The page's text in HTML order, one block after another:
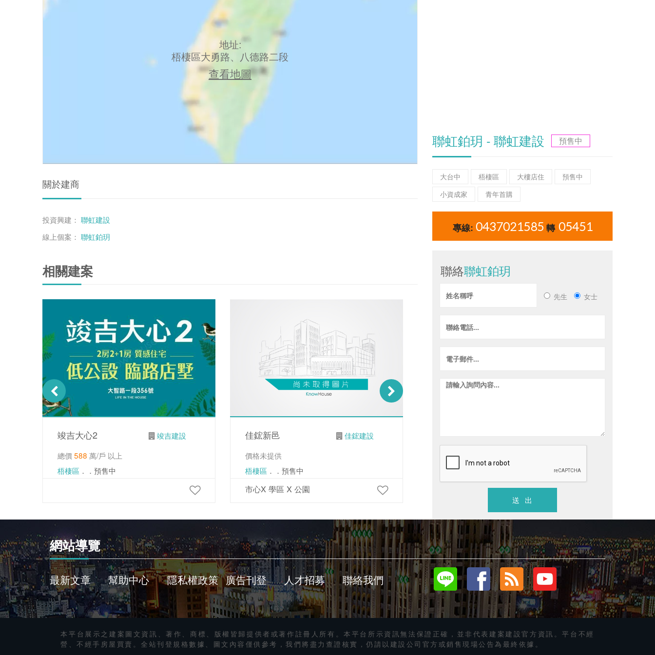
地址:
梧棲區大勇路、八德路二段
查看地圖
關於建商
投資興建： 聯虹建設
線上個案： 聯虹鉑玥
相關建案
竣吉大心2
竣吉建設
總價588 萬/戶 以上
梧棲區 ．．預售中
佳鋐新邑
佳鋐建設
價格未提供
梧棲區 ．．預售中
市心X 學區 X 公園
單價21
梧棲區．
2分鐘台灣大道．3大核心圈
聯虹鉑玥 - 聯虹建設 預售中
大台中 梧棲區 大樓店住
預售中
小資成家
青年首購
專線: 0437021585 轉 05451
聯絡聯虹鉑玥
先生 女士
送 出
網站導覽
最新文章 幫助中心 隱私權政策 廣告刊登 人才招募 聯絡我們
本平台展示之建案圖文資訊、著作、商標、版權皆歸提供者或著作註冊人所有。本平台所示資訊無法保證正確，並非代表建案建設官方資訊。平台不經
營、不經手房屋買賣。全站刊登規格數據、圖文內容僅供參考，我們將盡力查證核實，仍請以建設公司官方或銷售現場公告為最終依據。